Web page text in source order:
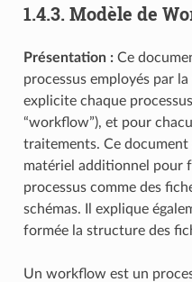
1.4.3. Modèle de
Présentation :Ce
processus employés par
explicite chaque
“workflow”), et pour
traitements. Ce
matériel additionnel pour
processus comme des
schémas. Il explique
formée la structure des
Un workflow est un